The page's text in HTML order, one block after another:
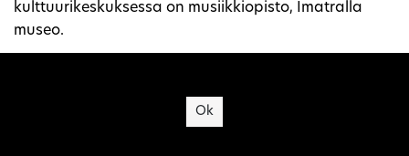
kulttuurikeskuksessa on musiikkiopisto, Imatralla
museo.
Ok